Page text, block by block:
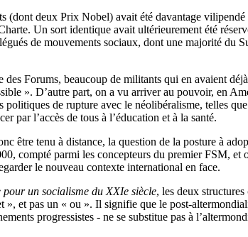
(dont deux Prix Nobel) avait été davantage
Un sort identique avait ultérieurement été
de mouvements sociaux, dont une majorité du
Forums, beaucoup de militants qui en avaient
». D’autre part, on a vu arriver au pouvoir, en
de rupture avec le néolibéralisme, telles
par l’accès de tous à l’éducation et à la santé.
être tenu à distance, la question de la posture à
compté parmi les concepteurs du premier FSM, et
le nouveau contexte international en face.
pour un socialisme du XXIe siècle, les deux
et pas un « ou ». Il signifie que le post-
progressistes - ne se substitue pas à